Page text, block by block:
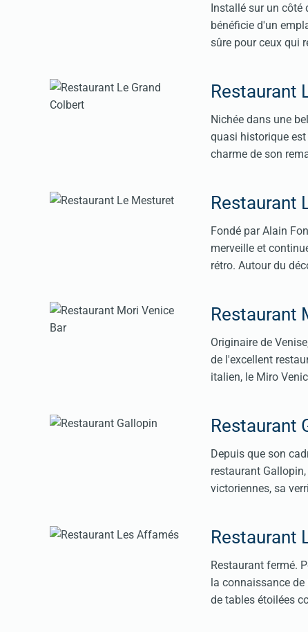
Installé sur un
bénéficie d'un
sûre pour ceux qui
Restaurant
Nichée dans une
quasi historique est
charme de son
Restaurant
Fondé par Alain
merveille et
rétro. Autour du
Restaurant
Originaire de
de l'excellent
italien, le Miro
Restaurant
Depuis que son
restaurant
victoriennes, sa
Restaurant
Restaurant fermé.
la connaissance
de tables étoilées